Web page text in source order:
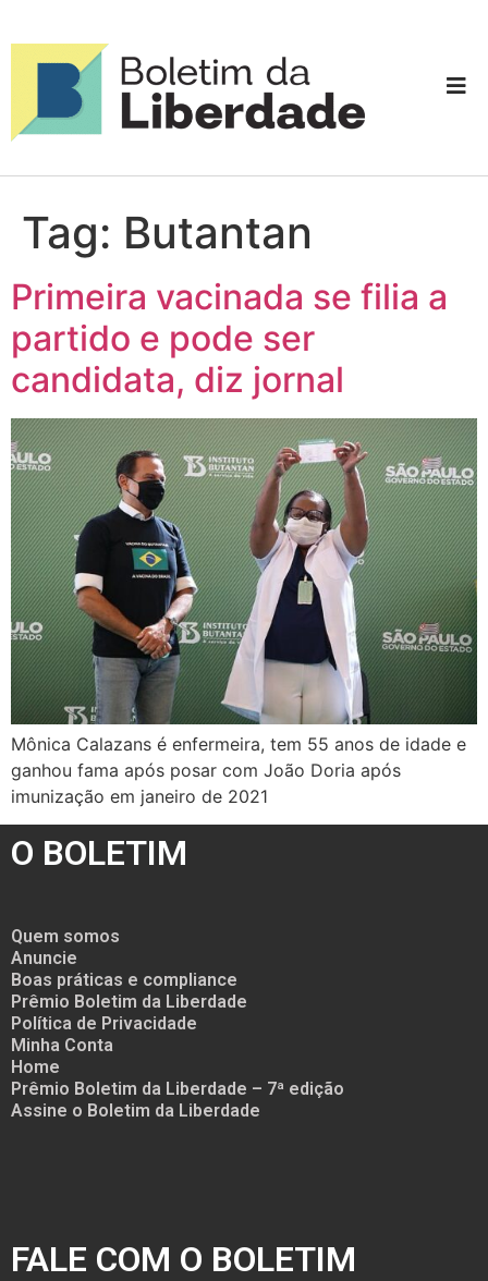
Tag: Butantan
Primeira vacinada se filia a
partido e pode ser
candidata, diz jornal
Mônica Calazans é enfermeira, tem 55 anos de idade e
ganhou fama após posar com João Doria após
imunização em janeiro de 2021
O BOLETIM
Quem somos
Anuncie
Boas práticas e compliance
Prêmio Boletim da Liberdade
Política de Privacidade
Minha Conta
Home
Prêmio Boletim da Liberdade – 7ª edição
Assine o Boletim da Liberdade
FALE COM O BOLETIM